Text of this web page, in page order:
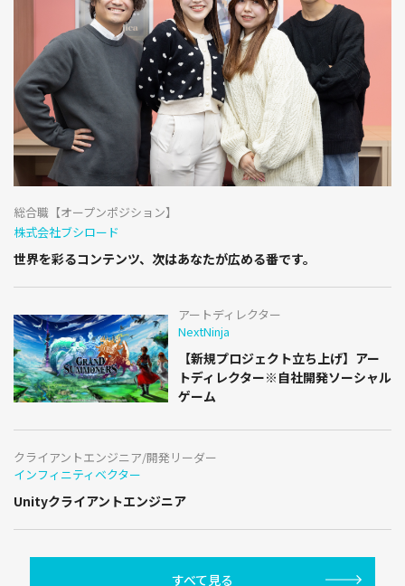
総合職【オープンポジション】
株式会社ブシロード
世界を彩るコンテンツ、次はあなたが広める番です。
アートディレクター
NextNinja
【新規プロジェクト立ち上げ】アー
トディレクター※自社開発ソーシャル
ゲーム
クライアントエンジニア/開発リーダー
インフィニティベクター
Unityクライアントエンジニア
すべて見る